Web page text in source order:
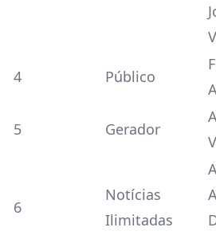
4 Público
5 Gerador
6
Notícias
Ilimitadas